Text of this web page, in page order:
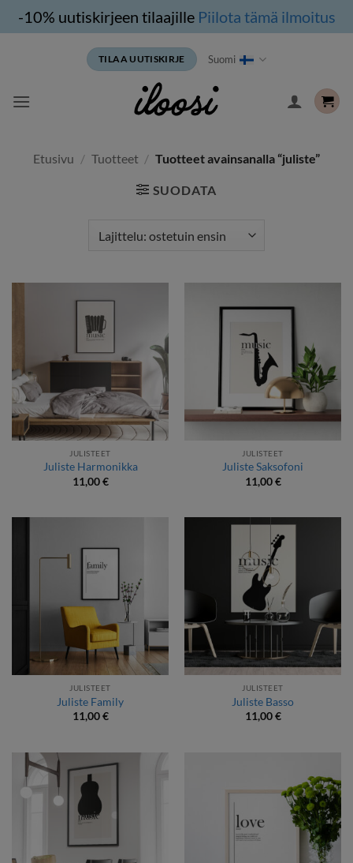
-10% uutiskirjeen tilaajille Piilota tämä ilmoitus
TILAA UUTISKIRJE Suomi
Etusivu / Tuotteet / Tuotteet avainsanalla “juliste”
SUODATA
JULISTEET
Juliste Harmonikka
11,00€
JULISTEET
Juliste Saksofoni
11,00€
JULISTEET
Juliste Family
11,00€
JULISTEET
Juliste Basso
11,00€